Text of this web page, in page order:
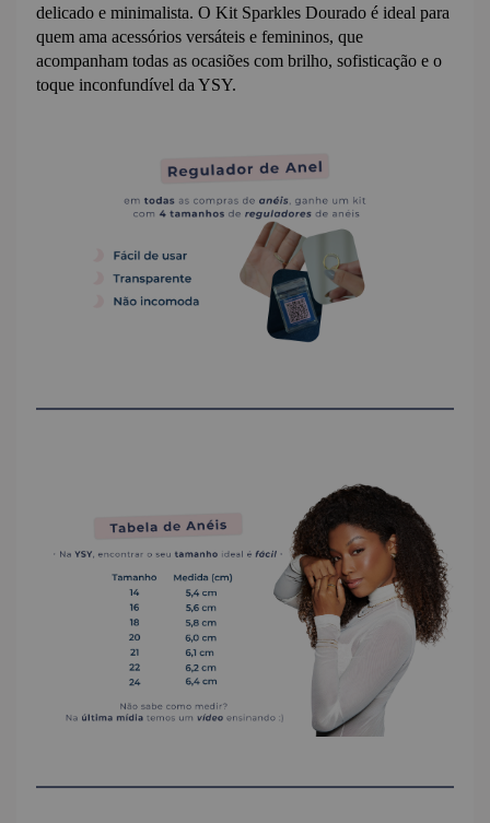
delicado e minimalista. O Kit Sparkles Dourado é ideal para
quem ama acessórios versáteis e femininos, que
acompanham todas as ocasiões com brilho, sofisticação e o
toque inconfundível da YSY.